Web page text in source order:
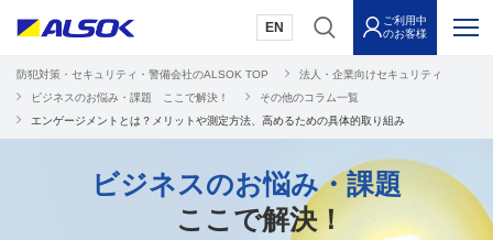
EN
ご利用中
のお客様
防犯対策・セキュリティ・警備会社のALSOK TOP
法人・企業向けセキュリティ
ビジネスのお悩み・課題 ここで解決！
その他のコラム一覧
エンゲージメントとは？メリットや測定方法、高めるための具体的取り組み
ビジネスのお悩み・課題
ここで解決！